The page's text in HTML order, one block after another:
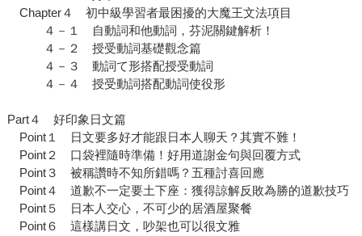
Chapter４ 初中級學習者最困擾的大魔王文法項目
４－１ 自動詞和他動詞，芬泥關鍵解析！
４－２ 授受動詞基礎觀念篇
４－３ 動詞て形搭配授受動詞
４－４ 授受動詞搭配動詞使役形
Part４ 好印象日文篇
Point１ 日文要多好才能跟日本人聊天？其實不難！
Point２ 口袋裡隨時準備！好用道謝金句與回覆方式
Point３ 被稱讚時不知所錯嗎？五種討喜回應
Point４ 道歉不一定要土下座：獲得諒解反敗為勝的道歉技巧
Point５ 日本人交心，不可少的居酒屋聚餐
Point６ 這樣講日文，吵架也可以很文雅